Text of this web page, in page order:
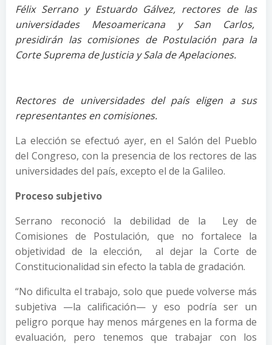
Félix Serrano y Estuardo Gálvez, rectores de las
universidades Mesoamericana y San Carlos,
presidirán las comisiones de Postulación para la
Corte Suprema de Justicia y Sala de Apelaciones.
Rectores de universidades del país eligen a sus
representantes en comisiones.
La elección se efectuó ayer, en el Salón del Pueblo
del Congreso, con la presencia de los rectores de las
universidades del país, excepto el de la Galileo.
Proceso subjetivo
Serrano reconoció la debilidad de la Ley de
Comisiones de Postulación, que no fortalece la
objetividad de la elección, al dejar la Corte de
Constitucionalidad sin efecto la tabla de gradación.
“No dificulta el trabajo, solo que puede volverse más
subjetiva —la calificación— y eso podría ser un
peligro porque hay menos márgenes en la forma de
evaluación, pero tenemos que trabajar con los